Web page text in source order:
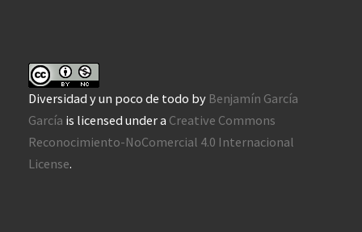
Diversidad y un poco de todo by Benjamín García
García is licensed under a Creative Commons
Reconocimiento-NoComercial 4.0 Internacional
License.